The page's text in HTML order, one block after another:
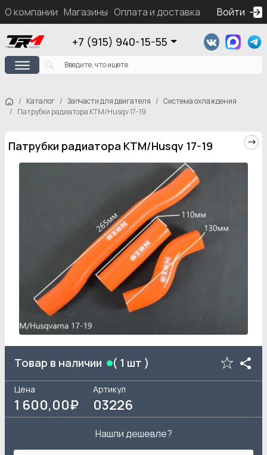
О компании Магазины Оплата и доставка Контакты
Войти
+7 (915) 940-15-55
Каталог Запчасти для двигателя
Система охлаждения
Патрубки радиатора KTM/Husqv 17-19
Патрубки радиатора KTM/Husqv 17-19
Товар в наличии ( 1 шт )
Цена
1 600,00₽
Артикул
03226
Нашли дешевле?